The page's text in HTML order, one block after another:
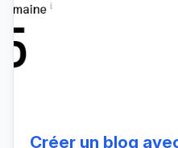
Créer un blog